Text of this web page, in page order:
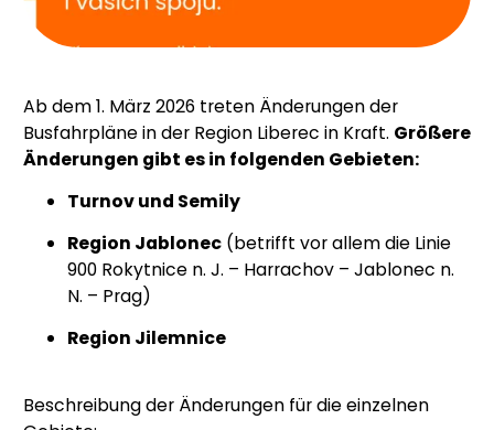
Ab dem 1. März 2026 treten Änderungen der
Busfahrpläne in der Region Liberec in Kraft. Größere
Änderungen gibt es in folgenden Gebieten:
Turnov und Semily
Region Jablonec (betrifft vor allem die Linie
900 Rokytnice n. J. – Harrachov – Jablonec n.
N. – Prag)
Region Jilemnice
Beschreibung der Änderungen für die einzelnen